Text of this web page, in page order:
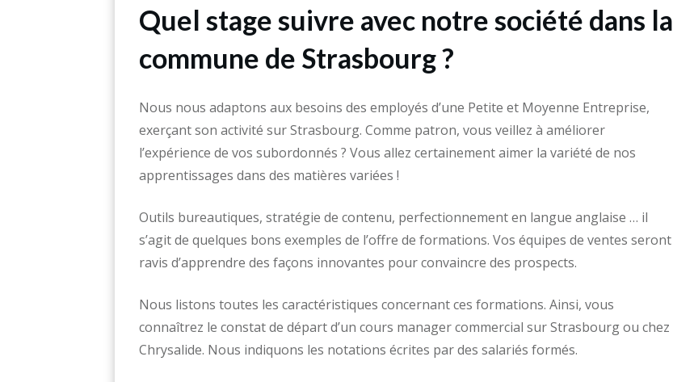
Quel stage suivre avec notre société dans la
commune de Strasbourg ?
Nous nous adaptons aux besoins des employés d’une Petite et Moyenne Entreprise,
exerçant son activité sur Strasbourg. Comme patron, vous veillez à améliorer
l’expérience de vos subordonnés ? Vous allez certainement aimer la variété de nos
apprentissages dans des matières variées !
Outils bureautiques, stratégie de contenu, perfectionnement en langue anglaise … il
s’agit de quelques bons exemples de l’offre de formations. Vos équipes de ventes seront
ravis d’apprendre des façons innovantes pour convaincre des prospects.
Nous listons toutes les caractéristiques concernant ces formations. Ainsi, vous
connaîtrez le constat de départ d’un cours manager commercial sur Strasbourg ou chez
Chrysalide. Nous indiquons les notations écrites par des salariés formés.